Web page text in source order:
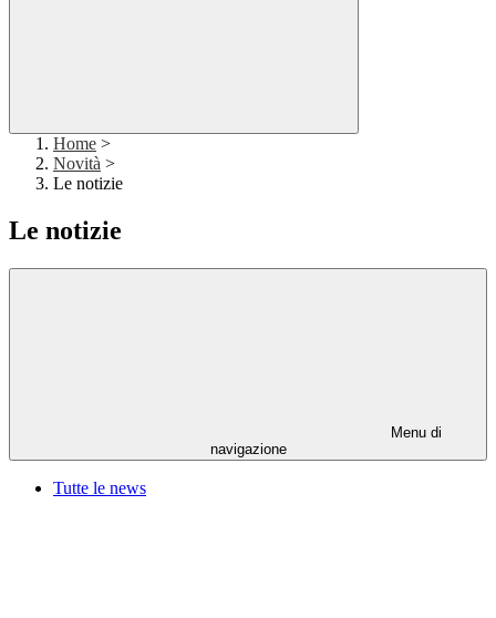
Home >
Novità >
Le notizie
Le notizie
Menu di
navigazione
Tutte le news